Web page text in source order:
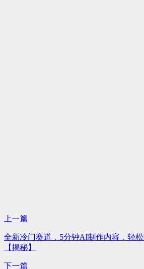
上一篇
全新冷门赛道，5分钟AI制作内容，轻
【揭秘】
下一篇